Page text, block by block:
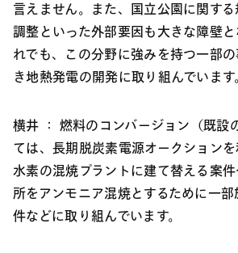
言えません。また、国立公園に関す
調整といった外部要因も大きな障壁と
れでも、この分野に強みを持つ一部
き地熱発電の開発に取り組んでいます
横井 ： 燃料のコンバージョン（既設
ては、長期脱炭素電源オークションを
水素の混焼プラントに建て替える案
所をアンモニア混焼とするために一
件などに取り組んでいます。